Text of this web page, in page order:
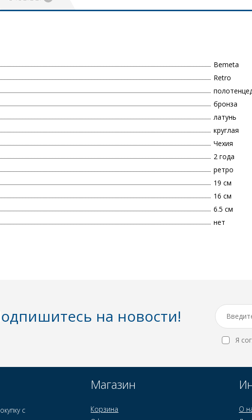
Bemeta
Retro
бронза
латунь
круглая
Чехия
2 года
ретро
19 см
16 см
6.5 см
нет
на новости!
Я
с
Магазин
Корзина
О